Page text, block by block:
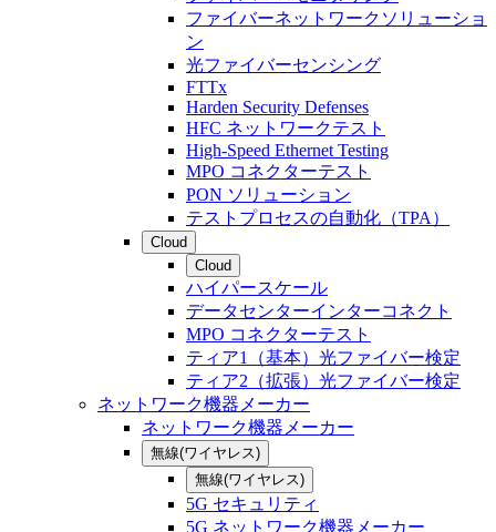
ファイバーネットワークソリューショ
ン
光ファイバーセンシング
FTTx
Harden Security Defenses
HFC ネットワークテスト
High-Speed Ethernet Testing
MPO コネクターテスト
PON ソリューション
テストプロセスの自動化（TPA）
Cloud
Cloud
ハイパースケール
データセンターインターコネクト
MPO コネクターテスト
ティア1（基本）光ファイバー検定
ティア2（拡張）光ファイバー検定
ネットワーク機器メーカー
ネットワーク機器メーカー
無線(ワイヤレス)
無線(ワイヤレス)
5G セキュリティ
5G ネットワーク機器メーカー